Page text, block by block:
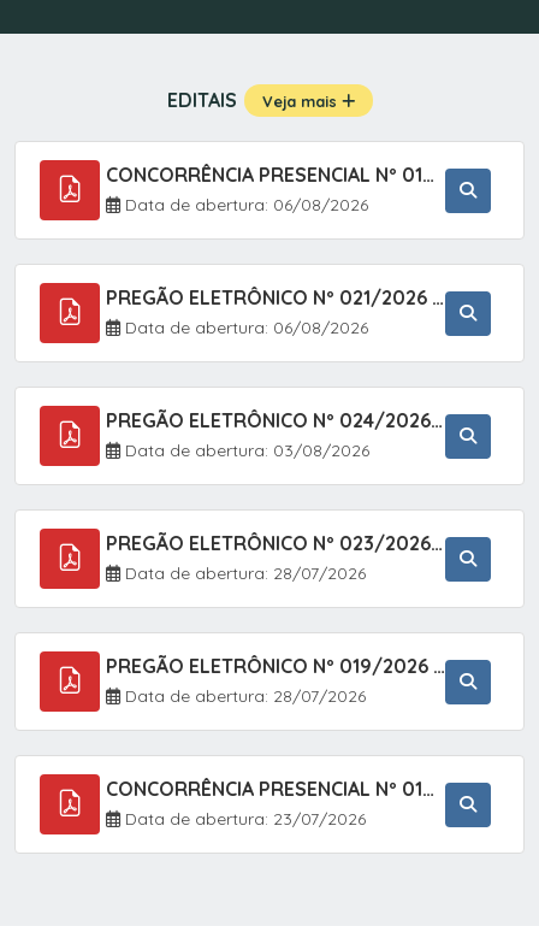
EDITAIS Veja mais
CONCORRÊNCIA PRESENCIAL Nº 019/2025 - PAVIMENTAÇÃO ASFÁLTICA EM TRECHO DA RUA 2 NO BAIRRO VILA SOARES NO MUNICÍPIO DE SETE BARRAS/SP.
Data de abertura: 06/08/2026
PREGÃO ELETRÔNICO Nº 021/2026 - AQUISIÇÃO DE CONTENTORES E CARRINHOS, DESTINADOS A COLETIVA E MANEJO DE RESÍDUOS SÓLIDOS, ATRAVÉS DO SISTEMA DE REGISTRO DE PREÇOS (SRP)
Data de abertura: 06/08/2026
PREGÃO ELETRÔNICO Nº 024/2026 - AQUISIÇÃO DE GÁS MEDICINAL TIPO OXIGÊNIO (1,00 M3, 3,00 M3 E 10,00 M3), EM ATENDIMENTO À SECRETARIA MUNICIPAL DE SAÚDE, ATRAVÉS DO SISTEMA DE REGISTRO DE PREÇOS (SRP)
Data de abertura: 03/08/2026
PREGÃO ELETRÔNICO Nº 023/2026 - AQUISIÇÃO DE ENXOVAL INFANTIL, EM ATENDIMENTO À SECRETARIA MUNICIPAL DE EDUCAÇÃO, ATRAVÉS DO SISTEMA DE REGISTRO DE PREÇOS (SRP).
Data de abertura: 28/07/2026
PREGÃO ELETRÔNICO Nº 019/2026 - CONTRATAÇÃO DE EMPRESA ESPECIALIZADA PARA A PRESTAÇÃO DE SERVIÇOS VETERINÁRIOS CLÍNICOS E CIRÚRGICOS, COM FOCO EM AÇÕES DE SAÚDE PÚBLICA, BEM-ESTAR ANIMAL E CONTROLE POPULACIONAL ÉTICO DE CÃES E GATOS, EM ATENDIMENTO À
Data de abertura: 28/07/2026
CONCORRÊNCIA PRESENCIAL Nº 018/2026 - PAVIMENTAÇÃO ASFÁLTICA NO BAIRRO VOTUPOCA ? ESTRADA DA RAPOSA, NO MUNICÍPIO DE SETE BARRAS/SP
Data de abertura: 23/07/2026